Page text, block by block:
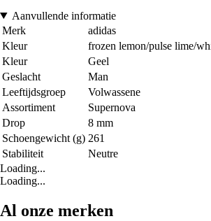
Aanvullende informatie
Merk
adidas
Kleur
frozen lemon/pulse lime/
Kleur
Geel
Geslacht
Man
Leeftijdsgroep
Volwassene
Assortiment
Supernova
Drop
8 mm
Schoengewicht (g) 261
Stabiliteit
Neutre
Loading...
Loading...
Al onze merken